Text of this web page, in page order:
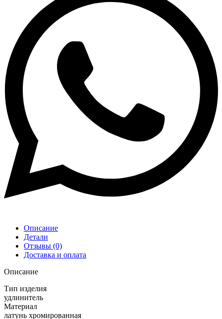
Описание
Детали
Отзывы (0)
Доставка и оплата
Описание
Тип изделия
удлинитель
Материал
латунь хромированная